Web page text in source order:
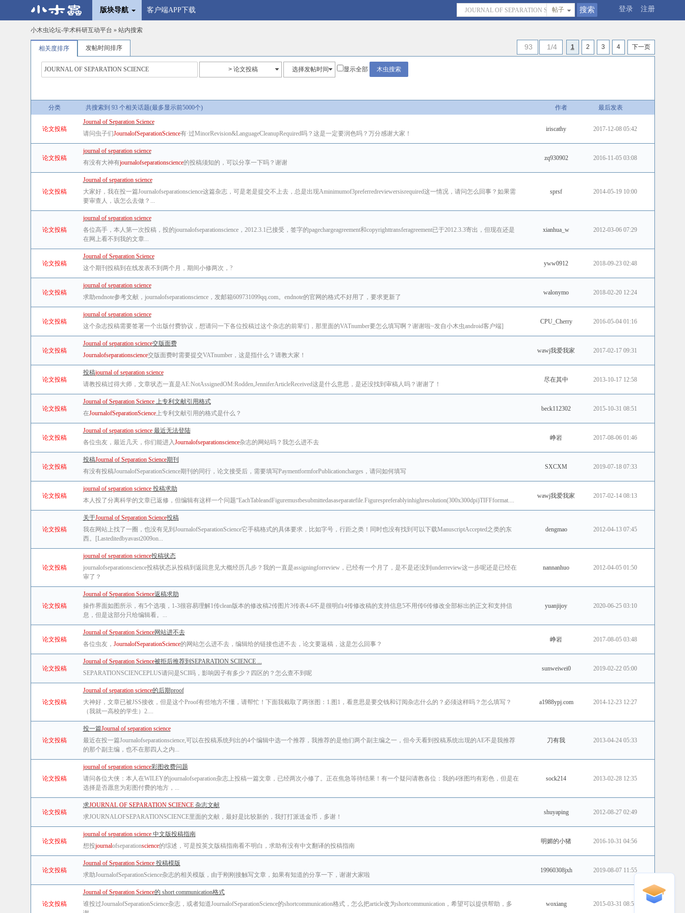
版块导航 客户端APP下载 登录 注册
帖子
小木虫论坛-学术科研互动平台 » 站内搜索
相关度排序 发帖时间排序 93 1/4 1 2 3 4 下一页
> 论文投稿 选择发帖时间 显示全部
分类 共搜索到 93 个相关话题(最多显示前5000个) 作者 最后发表
论文投稿
Journal of Separation Science
请问虫子们JournalofSeparationScience有·过MinorRevision&LanguageCleanupRequired吗？这是一定要润色吗？万分感谢大家！
iriscathy 2017-12-08 05:42
论文投稿
journal of separation science
有没有大神有journalofseparationscience的投稿须知的，可以分享一下吗？谢谢
zq930902 2016-11-05 03:08
论文投稿
Journal of separation science
大家好，我在投一篇Journalofseparationscience这篇杂志，可是老是提交不上去，总是出现Aminimumof3preferredreviewersisrequired这一情况，请问怎么回事？如果需
要审查人，该怎么去做？...
sprsf 2014-05-19 10:00
论文投稿
journal of separation science
各位高手，本人第一次投稿，投的journalofseparationscience，2012.3.1已接受，签字的pagechargeagreement和copyrighttransferagreement已于2012.3.3寄出，但现在还是
在网上看不到我的文章...
xianhua_w 2012-03-06 07:29
论文投稿
Journal of Separation Science
这个期刊投稿到在线发表不到两个月，期间小修两次，?
yww0912 2018-09-23 02:48
论文投稿
journal of separation science
求助endnote参考文献，journalofseparationscience，发邮箱609731099qq.com。endnote的官网的格式不好用了，要求更新了
walonymo 2018-02-20 12:24
论文投稿
journal of separation science
这个杂志投稿需要签署一个出版付费协议，想请问一下各位投稿过这个杂志的前辈们，那里面的VATnumber要怎么填写啊？谢谢啦~发自小木虫android客户端]
CPU_Cherry 2016-05-04 01:16
论文投稿
Journal of separation science交版面费
Journalofseparationscience交版面费时需要提交VATnumber，这是指什么？请教大家！
wawj我爱我家 2017-02-17 09:31
论文投稿
投稿journal of separation science
请教投稿过得大师，文章状态一直是AE:NotAssignedOM:Rodden,JenniferArticleReceived这是什么意思，是还没找到审稿人吗？谢谢了！
尽在其中 2013-10-17 12:58
论文投稿
Journal of Separation Science上专利文献引用格式
在JournalofSeparationScience上专利文献引用的格式是什么？
beck112302 2015-10-31 08:51
论文投稿
Journal of separation science最近无法登陆
各位虫友，最近几天，你们能进入Journalofseparationscience杂志的网站吗？我怎么进不去
峥岩 2017-08-06 01:46
论文投稿
投稿Journal of Separation Science期刊
有没有投稿JournalofSeparationScience期刊的同行，论文接受后，需要填写PaymentformforPublicationcharges，请问如何填写
SXCXM 2019-07-18 07:33
论文投稿
journal of separation science投稿求助
本人投了分离科学的文章已返修，但编辑有这样一个问题“EachTableandFiguremustbesubmittedasaseparatefile.Figurespreferablyinhighresolution(300x300dpi)TIFFformat....
wawj我爱我家 2017-02-14 08:13
论文投稿
关于Journal of Separation Science投稿
我在网站上找了一圈，也没有见到JournalofSeparationScience它手稿格式的具体要求，比如字号，行距之类！同时也没有找到可以下载ManuscriptAccepted之类的东
西。[Lasteditedbyavast2009on...
dengmao 2012-04-13 07:45
论文投稿
journal of separation science投稿状态
journalofseparationscience投稿状态从投稿到返回意见大概经历几步？我的一直是assigningforreview，已经有一个月了，是不是还没到underreview这一步呢还是已经在
审了？
nannanhuo 2012-04-05 01:50
论文投稿
Journal of Separation Science返稿求助
操作界面如图所示，有5个选项，1-3很容易理解1传clean版本的修改稿2传图片3传表4-6不是很明白4传修改稿的支持信息5不用传6传修改全部标出的正文和支持信
息，但是这部分只给编辑看。...
yuanjijoy 2020-06-25 03:10
论文投稿
Journal of Separation Science网站进不去
各位虫友， JournalofSeparationScience的网站怎么进不去，编辑给的链接也进不去，论文要返稿，这是怎么回事？
峥岩 2017-08-05 03:48
论文投稿
Journal of Separation Science被拒后推荐到SEPARATION SCIENCE ...
SEPARATIONSCIENCEPLUS请问是SCI吗，影响因子有多少？四区的？怎么查不到呢
sunweiwei0 2019-02-22 05:00
论文投稿
Journal of separation science的后期proof
大神好，文章已被JSS接收，但是这个Proof有些地方不懂，请帮忙！下面我截取了两张图：1.图1，看意思是要交钱和订阅杂志什么的？必须这样吗？怎么填写？
（我就一高校的学生）2....
a1988ypj.com 2014-12-23 12:27
论文投稿
投一篇Journal of separation science
最近在投一篇Journalofseparationscience,可以在投稿系统列出的4个编辑中选一个推荐，我推荐的是他们两个副主编之一，但今天看到投稿系统出现的AE不是我推荐
的那个副主编，也不在那四人之内...
刀有我 2013-04-24 05:33
论文投稿
journal of separation science彩图收费问题
请问各位大侠：本人在WILEY的journalofseparation杂志上投稿一篇文章，已经两次小修了。正在焦急等待结果！有一个疑问请教各位：我的4张图均有彩色，但是在
选择是否愿意为彩图付费的地方，...
sock214 2013-02-28 12:35
论文投稿
求JOURNAL OF SEPARATION SCIENCE杂志文献
求JOURNALOFSEPARATIONSCIENCE里面的文献，最好是比较新的，我打打派送金币，多谢！
shuyaping 2012-08-27 02:49
论文投稿
journal of separation science中文版投稿指南
想投journalofseparationscience的综述，可是投英文版稿指南看不明白，求助有没有中文翻译的投稿指南
明媚的小猪 2016-10-31 04:56
论文投稿
Journal of Separation Science投稿模版
求助JournalofSeparationScience杂志的相关模版，由于刚刚接触写文章，如果有知道的分享一下，谢谢大家啦
19960308jxh 2019-08-07 11:55
论文投稿
Journal of Separation Science的 short communication格式
谁投过JournalofSeparationScience杂志，或者知道JournalofSeparationScience的shortcommunication格式，怎么把article改为shortcommunication，希望可以提供帮助，多
woxiang 2015-03-31 08:52